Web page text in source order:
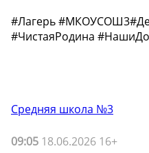
#Лагерь
#ЧистаяРодина
Средняя школа №3
09:05 18.06.2026 16+